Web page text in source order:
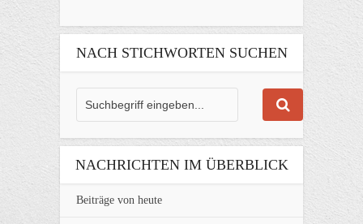
NACH STICHWORTEN SUCHEN
NACHRICHTEN IM ÜBERBLICK
Beiträge von heute